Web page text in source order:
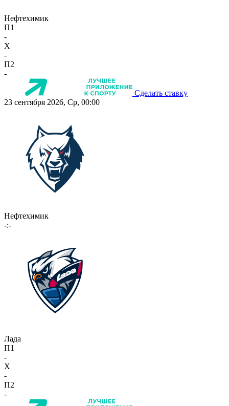
Нефтехимик
П1
-
X
-
П2
-
Сделать ставку
23 сентября 2026, Ср, 00:00
Нефтехимик
-:-
Лада
П1
-
X
-
П2
-